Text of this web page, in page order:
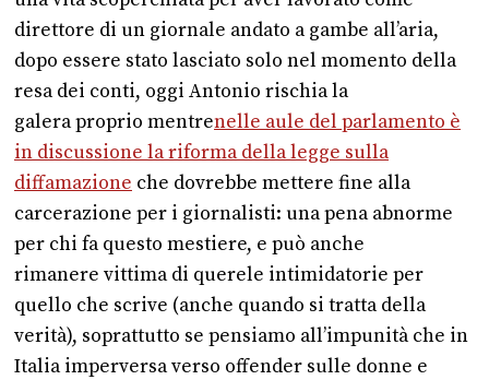
direttore di un giornale andato a gambe all’aria,
dopo essere stato lasciato solo nel momento della
resa dei conti, oggi Antonio rischia la
galera proprio mentrenelle aule del parlamento è
in discussione la riforma della legge sulla
diffamazione che dovrebbe mettere fine alla
carcerazione per i giornalisti: una pena abnorme
per chi fa questo mestiere, e può anche
rimanere vittima di querele intimidatorie per
quello che scrive (anche quando si tratta della
verità), soprattutto se pensiamo all’impunità che in
Italia imperversa verso offender sulle donne e